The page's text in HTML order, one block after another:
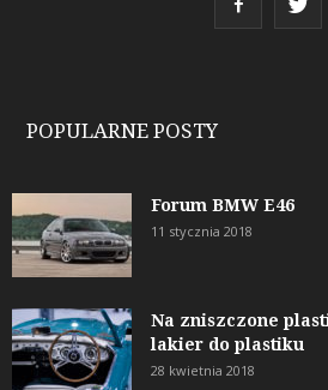
POPULARNE POSTY
Forum BMW E46
11 stycznia 2018
Na zniszczone
lakier do plastiku
28 kwietnia 2018